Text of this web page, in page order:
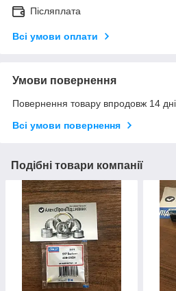
Післяплата
Всі умови оплати
Умови повернення
Повернення товару впродовж 14
Всі умови повернення
Подібні товари компанії